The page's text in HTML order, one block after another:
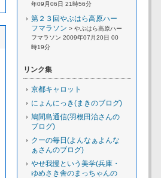
年09月06日 21時56分
第２３回やぶはら高原ハー
フマラソン > やぶはら高原ハー
フマラソン 2009年07月20日 00
時19分
リンク集
京都キャロット
にょんにっき(まきのブログ)
鳩間島通信(羽根田治さんの
ブログ)
クーの毎日(よんなぁよんな
ぁさんのブログ)
やせ我慢という美学(兵庫・
ゆめさき舎のまっちゃんの